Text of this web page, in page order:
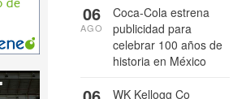
Coca-Cola estrena
publicidad para
celebrar 100 años de
historia en México
06
AGO
WK Kellogg Co